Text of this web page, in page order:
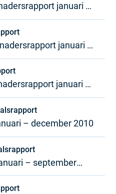
januari –
januari –
januari –
– december 2010
– september